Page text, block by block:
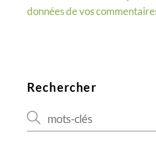
données de vos
Rechercher